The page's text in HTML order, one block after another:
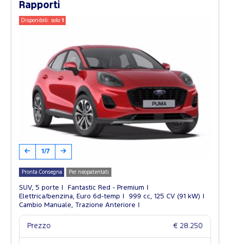
Rapporti
Disponibili: solo1
1/7
Pronta Consegna Per neopatentati
SUV, 5 porte
Fantastic Red - Premium
Elettrica/benzina, Euro 6d-temp
999 cc, 125 CV (91 kW)
Cambio Manuale, Trazione Anteriore
Prezzo € 28.250